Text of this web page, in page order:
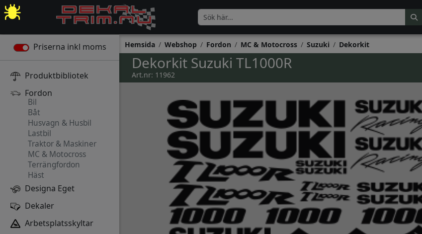
Priserna inkl moms
Produktbibliotek
Fordon
Bil
Båt
Husvagn & Husbil
Lastbil
Traktor & Maskiner
MC & Motocross
Terrängfordon
Häst
Designa Eget
Dekaler
Arbetsplatsskyltar
Hemsida Webshop Fordon MC & Motocross Suzuki Dekorkit
Dekorkit Suzuki TL1000R
Art.nr: 11962